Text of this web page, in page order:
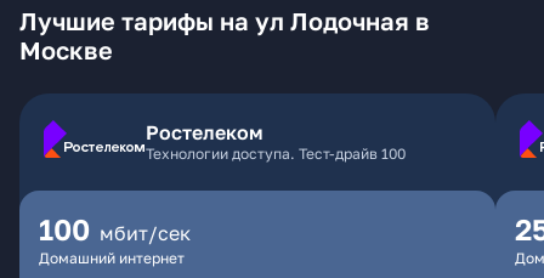
Лучшие тарифы на ул Лодочная в
Москве
Ростелеком
Технологии доступа. Тест-драйв 100
100 мбит/сек
Домашний интернет